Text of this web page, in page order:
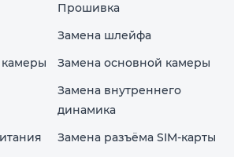
Прошивка
Замена шлейфа
Замена основной камеры
Замена внутреннего
динамика
Замена разъёма SIM-карты